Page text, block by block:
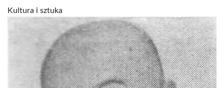
Kultura i sztuka